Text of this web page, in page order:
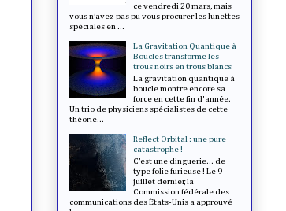
ce vendredi 20 mars, mais
vous n’avez pas pu vous procurer les lunettes
spéciales en ...
La Gravitation Quantique à
Boucles transforme les
trous noirs en trous blancs
La gravitation quantique à
boucle montre encore sa
force en cette fin d'année.
Un trio de physiciens spécialistes de cette
théorie...
Reflect Orbital : une pure
catastrophe !
C’est une dinguerie... de
type folie furieuse ! Le 9
juillet dernier, la
Commission fédérale des
communications des États-Unis a approuvé